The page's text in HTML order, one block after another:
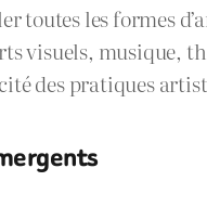
toutes les formes
visuels, musique,
des pratiques